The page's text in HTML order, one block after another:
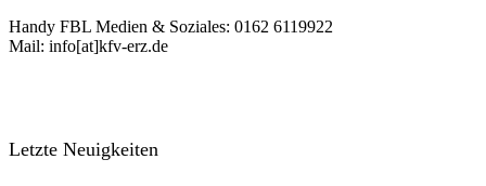
Handy FBL Medien & Soziales: 0162 6119922
Mail: info[at]kfv-erz.de
Letzte Neuigkeiten